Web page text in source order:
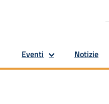
Eventi Notizie